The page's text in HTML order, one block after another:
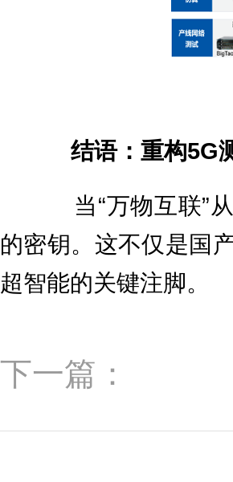
结语：重构5G
当“万物互联”从
的密钥。这不仅是国
超智能的关键注脚。
下一篇：